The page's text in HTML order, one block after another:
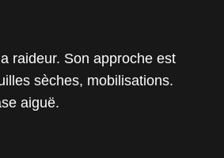
raideur. Son approche est
sèches, mobilisations.
aiguë.